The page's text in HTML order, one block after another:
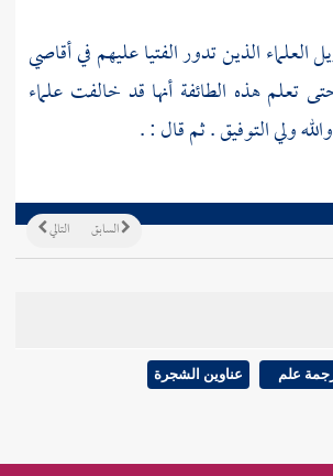
العلماء الذين تدور الفتيا عليهم في أقاصي
تعلم هذه الطائفة أنها قد خالفت علماء
ولي التوفيق . ثم قال : .
التالي السابق
علم عناوين الشجرة